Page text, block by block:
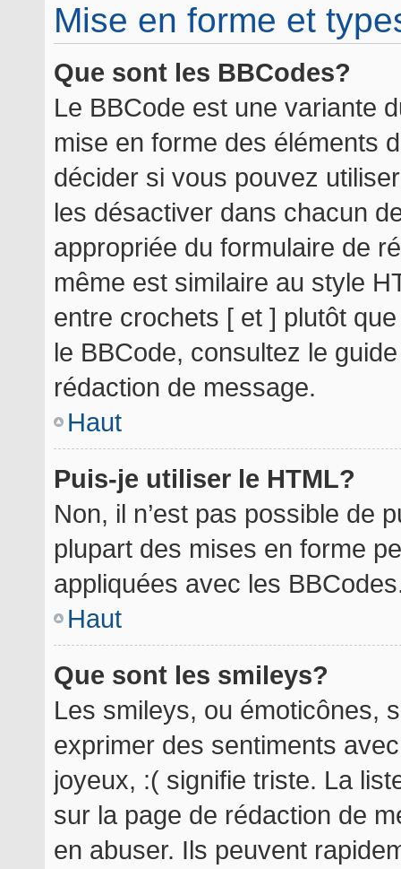
Mise en forme et
Que sont les BBCodes?
Le BBCode est une variante
mise en forme des éléments
décider si vous pouvez
les désactiver dans chacun
appropriée du formulaire de
même est similaire au style
entre crochets [ et ] plutôt
le BBCode, consultez le
rédaction de message.
Haut
Puis-je utiliser le HTML?
Non, il n’est pas possible de
plupart des mises en forme
appliquées avec les
Haut
Que sont les smileys?
Les smileys, ou émoticônes,
exprimer des sentiments
joyeux, :( signifie triste. La
sur la page de rédaction de
en abuser. Ils peuvent